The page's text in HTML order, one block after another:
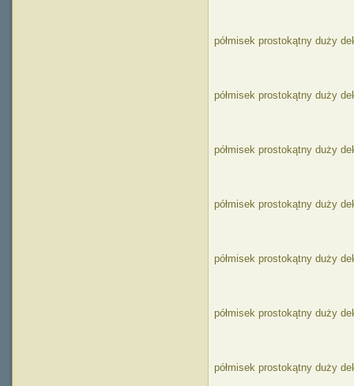
półmisek prostokątny duży
półmisek prostokątny duży
półmisek prostokątny duży
półmisek prostokątny duży
półmisek prostokątny duży
półmisek prostokątny duży
półmisek prostokątny duży